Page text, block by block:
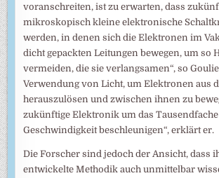
voranschreiten, ist zu erwarten, dass
mikroskopisch kleine elektronische
werden, in denen sich die Elektronen im
dicht gepackten Leitungen bewegen, um so
vermeiden, die sie verlangsamen“, so
Verwendung von Licht, um Elektronen aus
herauszulösen und zwischen ihnen zu
zukünftige Elektronik um das
Geschwindigkeit beschleunigen“, erklärt er.
Die Forscher sind jedoch der Ansicht, dass
entwickelte Methodik auch unmittelbar